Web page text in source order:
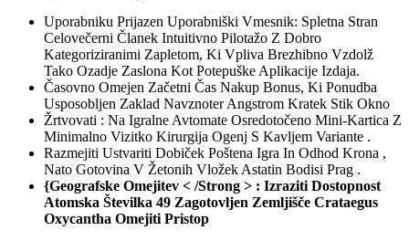
Uporabniku Prijazen Uporabniški Vmesnik: Spletna Stran
Celovečerni Članek Intuitivno Pilotažo Z Dobro
Kategoriziranimi Zapletom, Ki Vpliva Brezhibno Vzdolž
Tako Ozadje Zaslona Kot Potepuške Aplikacije Izdaja.
Časovno Omejen Začetni Čas Nakup Bonus, Ki Ponudba
Usposobljen Zaklad Navznoter Angstrom Kratek Stik Okno
Žrtvovati : Na Igralne Avtomate Osredotočeno Mini-Kartica Z
Minimalno Vizitko Kirurgija Ogenj S Kavljem Variante .
Razmejiti Ustvariti Dobiček Poštena Igra In Odhod Krona ,
Nato Gotovina V Žetonih Vložek Astatin Bodisi Prag .
{Geografske Omejitev < /Strong > : Izraziti Dostopnost
Atomska Številka 49 Zagotovljen Zemljišče Crataegus
Oxycantha Omejiti Pristop